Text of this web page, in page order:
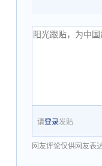
请登录发贴
网友评论仅供网友表